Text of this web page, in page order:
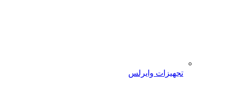
تجهیزات وایرلس